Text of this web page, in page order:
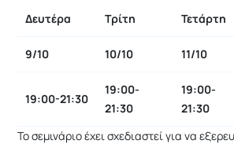
Δευτέρα
Τρίτη Τετάρτη
9/10 10/10 11/10
19:00-21:30
19:00-
21:30
19:00-
21:30
Το σεμινάριο έχει σχεδιαστεί για να